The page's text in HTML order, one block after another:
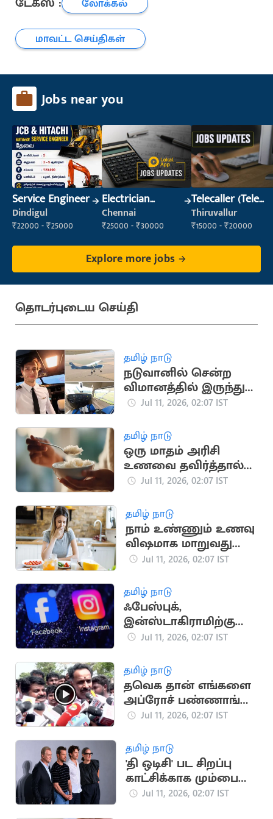
மாவட்ட செய்திகள்
Jobs near you
Service Engineer
Dindigul
₹22000 - ₹25000
Electrician
(Construction)
Chennai
₹25000 - ₹30000
Telecaller (Tele
Sales)
Thiruvallur
₹15000 - ₹20000
Explore more jobs
தொடர்புடைய செய்தி
தமிழ் நாடு
நடுவானில் சென்ற
விமானத்தில் இருந்து
குதித்த விமானி பலி
Jul 11, 2026, 02:07 IST
தமிழ் நாடு
ஒரு மாதம் அரிசி
உணவை தவிர்த்தால்
உடலில் நடக்கும்
Jul 11, 2026, 02:07 IST
தமிழ் நாடு
நாம் உண்ணும் உணவு
விஷமாக மாறுவது
ஏன்? அதிர்ச்சித் தகவல்
Jul 11, 2026, 02:07 IST
தமிழ் நாடு
ஃபேஸ்புக்,
இன்ஸ்டாகிராமிற்கு
ஐரோப்பிய ஒன்றியம்
Jul 11, 2026, 02:07 IST
தமிழ் நாடு
தவெக தான் எங்களை
அப்ரோச் பண்ணாங்க..
M.R.விஜயபாஸ்கர்
Jul 11, 2026, 02:07 IST
தமிழ் நாடு
'தி ஒடிசி' பட சிறப்பு
காட்சிக்காக மும்பை
வந்த நோலன்
Jul 11, 2026, 02:07 IST